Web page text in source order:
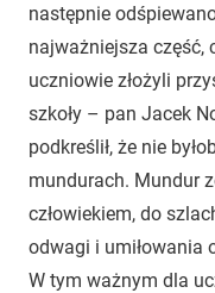
następnie
najważniejsza część,
uczniowie złożyli
szkoły – pan Jacek
podkreślił, że nie
mundurach. Mundur
człowiekiem, do
odwagi i umiłowania
W tym ważnym dla